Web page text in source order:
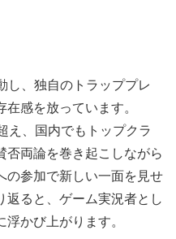
し、独自のトラッププレ
感を放っています。
え、国内でもトップクラ
否両論を巻き起こしながら
の参加で新しい一面を見せ
返ると、ゲーム実況者とし
かび上がります。